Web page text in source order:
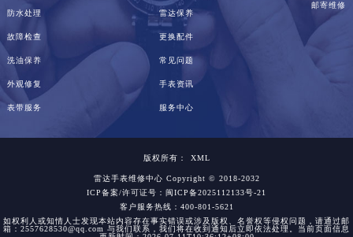
防水处理
故障检查
洗油保养
外观修复
表带服务
雷达保养
更换配件
常见问题
手表资讯
服务中心
邮寄维修
版权所有： XML
雷达手表维修中心 Copyright © 2018-2032
ICP备案/许可证号：闽ICP备2025112133号-21
客户服务热线：400-801-5621
如权利人或知情人士发现本站内容存在事实错误或涉及版权、名誉权等侵权问题，请通过邮
箱：2557628530@qq.com 与我们联系，我们将在收到通知后立即依法处理。当前页面信息